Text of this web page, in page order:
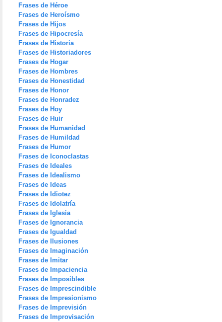
Frases de Héroe
Frases de Heroísmo
Frases de Hijos
Frases de Hipocresía
Frases de Historia
Frases de Historiadores
Frases de Hogar
Frases de Hombres
Frases de Honestidad
Frases de Honor
Frases de Honradez
Frases de Hoy
Frases de Huir
Frases de Humanidad
Frases de Humildad
Frases de Humor
Frases de Iconoclastas
Frases de Ideales
Frases de Idealismo
Frases de Ideas
Frases de Idiotez
Frases de Idolatría
Frases de Iglesia
Frases de Ignorancia
Frases de Igualdad
Frases de Ilusiones
Frases de Imaginación
Frases de Imitar
Frases de Impaciencia
Frases de Imposibles
Frases de Imprescindible
Frases de Impresionismo
Frases de Imprevisión
Frases de Improvisación